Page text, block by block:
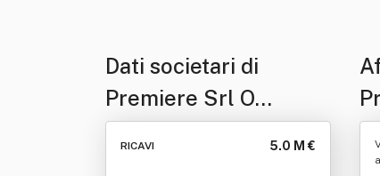
Dati societari di
Premiere Srl O
Brevemente Premiere
RICAVI 5.0 M €